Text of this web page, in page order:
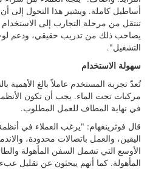
أساطيل كاملة. ويشير هذا التحول إلى
تنتقل من مرحلة التجارب إلى الاستخدام
يصاحب ذلك من تدريب حقيقي، ودعم
التشغيل".
سهولة الاستخدام
تُعدّ تجربة المستخدم عاملاً بالغ الأهمية
مركبات تحت الماء. يجب أن تكون
في نهاية المطاف للعمل المطلوب.
قال فوثرينغهام: "يرغب العملاء في
اليقين، والعمل باتصالات محدودة،
الأوسع التي تشمل السفن المأهولة
المأهولة. كما أنهم يبحثون عن تقليل